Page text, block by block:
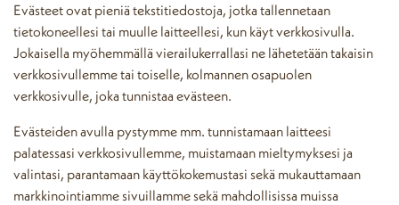
Evästeet ovat pieniä tekstitiedostoja, jotka tallennetaan
tietokoneellesi tai muulle laitteellesi, kun käyt verkkosivulla.
Jokaisella myöhemmällä vierailukerrallasi ne lähetetään takaisin
verkkosivullemme tai toiselle, kolmannen osapuolen
verkkosivulle, joka tunnistaa evästeen.
Evästeiden avulla pystymme mm. tunnistamaan laitteesi
palatessasi verkkosivullemme, muistamaan mieltymyksesi ja
valintasi, parantamaan käyttökokemustasi sekä mukauttamaan
markkinointiamme sivuillamme sekä mahdollisissa muissa